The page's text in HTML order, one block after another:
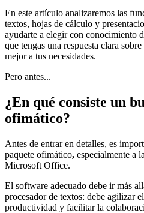
En este artículo analizaremos las
textos, hojas de cálculo y
ayudarte a elegir con conocimiento
que tengas una respuesta clara
mejor a tus necesidades.
Pero antes...
¿En qué consiste un
ofimático?
Antes de entrar en detalles, es
paquete ofimático, especialmente a
Microsoft Office.
El software adecuado debe ir más
procesador de textos: debe agilizar
productividad y facilitar la